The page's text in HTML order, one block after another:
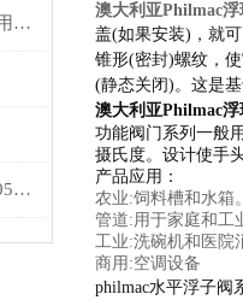
德国schubert&salzer调节阀的使用工况
德国舒伯特SCHUBERT卫生阀6051带EHEDG认证
澳大利亚Philmac浮
盖(如果安装)，就
锥形(密封)螺纹，
(静态关闭)。 这是
澳大利亚Philmac浮
功能阀门系列一般
摄氏度。 设计使手
产品应用：
农业:饲料槽和水箱
管道:用于家庭和工
工业:洗碗机和医院
商用:空调设备
philmac水平浮子阀